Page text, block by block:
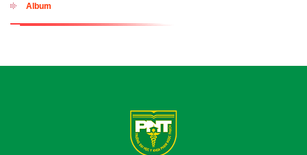
Album